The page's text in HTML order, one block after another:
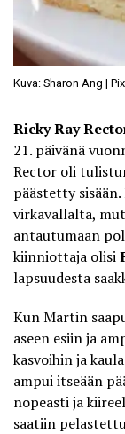
Kuva: Sharon Ang |
Ricky Ray
21. päivänä
Rector oli
päästetty
virkavallalta,
antautumaan
kiinniottaja olisi
lapsuudesta
Kun Martin
aseen esiin ja
kasvoihin ja
ampui itseään
nopeasti ja
saatiin